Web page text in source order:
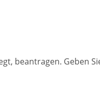
beantragen. Geben